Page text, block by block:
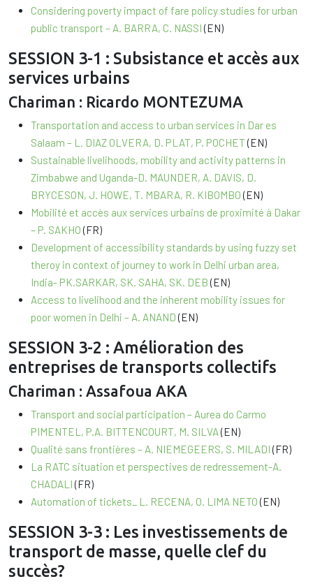
Considering poverty impact of fare policy studies for urban
public transport – A. BARRA, C. NASSI(EN)
SESSION 3-1 : Subsistance et accès aux
services urbains
Chariman : Ricardo MONTEZUMA
Transportation and access to urban services in Dar es
Salaam – L. DIAZ OLVERA, D. PLAT, P. POCHET(EN)
Sustainable livelihoods, mobility and activity patterns in
Zimbabwe and Uganda-D. MAUNDER, A. DAVIS, D.
BRYCESON, J. HOWE, T. MBARA, R. KIBOMBO(EN)
Mobilité et accès aux services urbains de proximité à Dakar
– P. SAKHO(FR)
Development of accessibility standards by using fuzzy set
theroy in context of journey to work in Delhi urban area,
India- PK.SARKAR, SK. SAHA, SK. DEB(EN)
Access to livelihood and the inherent mobility issues for
poor women in Delhi – A. ANAND(EN)
SESSION 3-2 : Amélioration des
entreprises de transports collectifs
Chariman : Assafoua AKA
Transport and social participation – Aurea do Carmo
PIMENTEL, P.A. BITTENCOURT, M. SILVA(EN)
Qualité sans frontières – A. NIEMEGEERS, S. MILADI(FR)
La RATC situation et perspectives de redressement-A.
CHADALI(FR)
Automation of tickets_ L. RECENA, O. LIMA NETO(EN)
SESSION 3-3 : Les investissements de
transport de masse, quelle clef du
succès?